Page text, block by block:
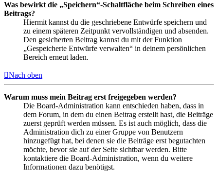
Was bewirkt die „Speichern“-Schaltfläche beim Schreiben eines
Beitrags?
Hiermit kannst du die geschriebene Entwürfe speichern und
zu einem späteren Zeitpunkt vervollständigen und absenden.
Den gesicherten Beitrag kannst du mit der Funktion
„Gespeicherte Entwürfe verwalten“ in deinem persönlichen
Bereich erneut laden.
Nach oben
Warum muss mein Beitrag erst freigegeben werden?
Die Board-Administration kann entschieden haben, dass in
dem Forum, in dem du einen Beitrag erstellt hast, die Beiträge
zuerst geprüft werden müssen. Es ist auch möglich, dass die
Administration dich zu einer Gruppe von Benutzern
hinzugefügt hat, bei denen sie die Beiträge erst begutachten
möchte, bevor sie auf der Seite sichtbar werden. Bitte
kontaktiere die Board-Administration, wenn du weitere
Informationen dazu benötigst.